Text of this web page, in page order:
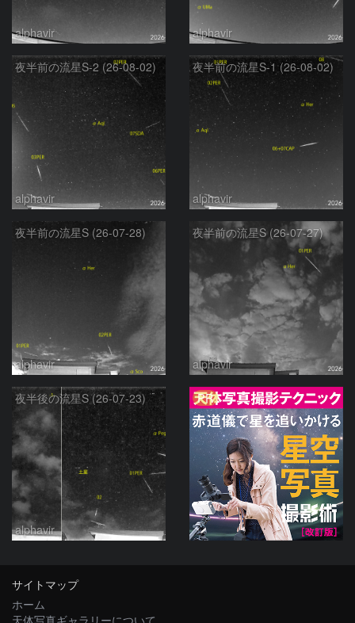
alphavir alphavir
夜半前の流星S-2 (26-08-02)
alphavir
夜半前の流星S-1 (26-08-02)
alphavir
夜半前の流星S (26-07-28)
alphavir
夜半前の流星S (26-07-27)
alphavir
夜半後の流星S (26-07-23)
alphavir
PR
サイトマップ
ホーム